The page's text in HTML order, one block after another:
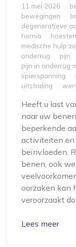
11 mei 2026
bewegingen
degeneratieve
hernia
hoesten
medische hulp
onderrug
pijn
pijn in onderrug
spierspanning
uitstraling
Heeft u last
naar uw
beperkende
activiteiten
beïnvloeden.
benen, ook
oorzaken kan
veroorzaakt
Lees meer